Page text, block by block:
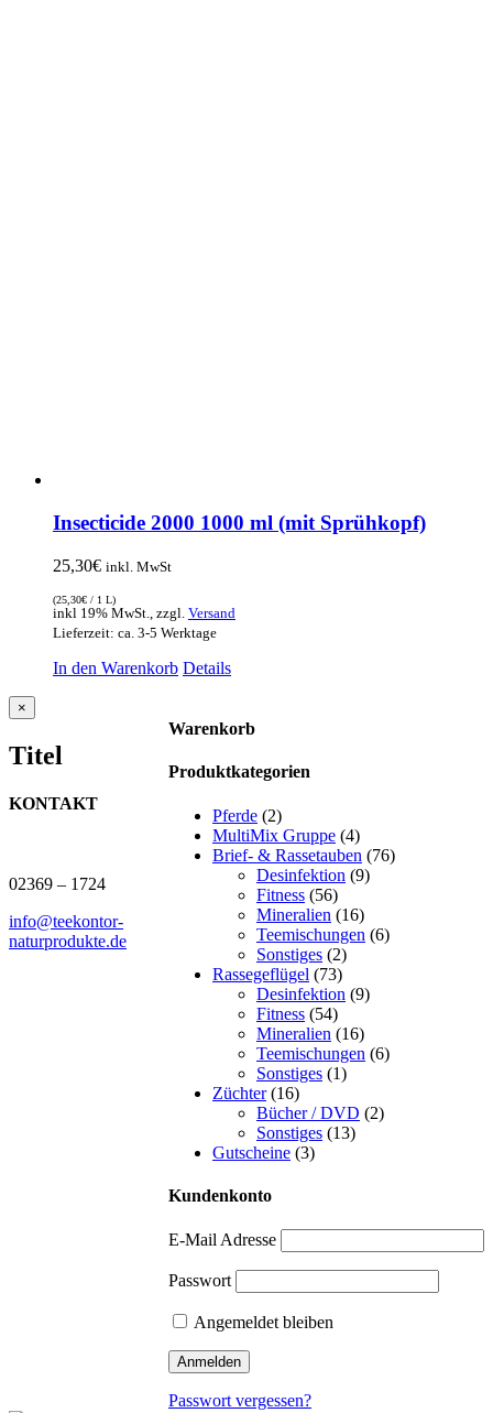
Insecticide 2000 1000 ml (mit Sprühkopf)
25,30€ inkl. MwSt
(25,30€ / 1 L)
inkl 19% MwSt., zzgl. Versand
Lieferzeit: ca. 3-5 Werktage
In den Warenkorb Details
Warenkorb
Produktkategorien
Pferde (2)
MultiMix Gruppe (4)
Brief- & Rassetauben (76)
Desinfektion (9)
Fitness (56)
Mineralien (16)
Teemischungen (6)
Sonstiges (2)
Rassegeflügel (73)
Desinfektion (9)
Fitness (54)
Mineralien (16)
Teemischungen (6)
Sonstiges (1)
Züchter (16)
Bücher / DVD (2)
Sonstiges (13)
Gutscheine (3)
Kundenkonto
E-Mail Adresse
Passwort
Angemeldet bleiben
Passwort vergessen?
Close
product
view
×
Titel
KONTAKT
02369 – 1724
info@teekontor-
naturprodukte.de